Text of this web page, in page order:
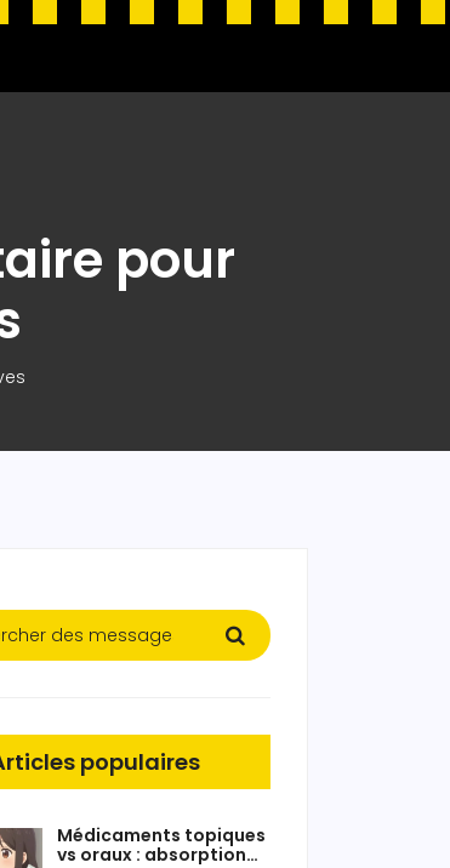
pour
populaires
Médicaments topiques
vs oraux : absorption